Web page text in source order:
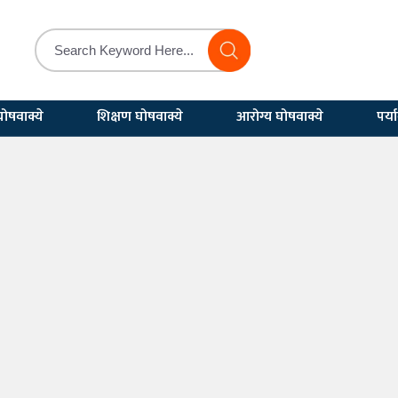
शिक्षण घोषवाक्ये आरोग्य घोषवाक्ये